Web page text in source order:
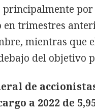
principalmente
en trimestres
mientras que
del objetivo
de
a 2022 de